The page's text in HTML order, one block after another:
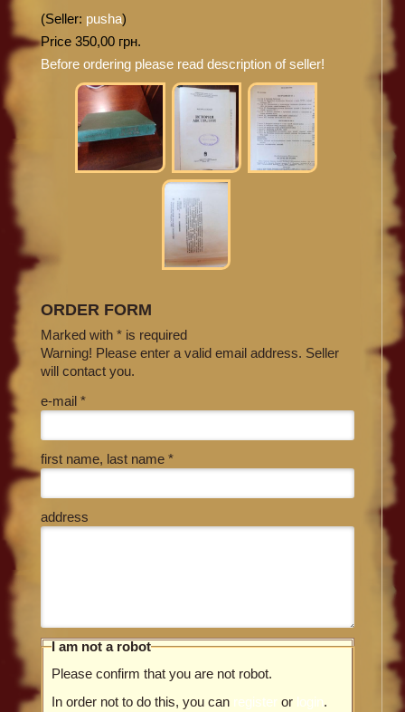
(Seller: pusha)
Price 350,00 грн.
Before ordering please read description of seller!
ORDER FORM
Marked with * is required
Warning! Please enter a valid email address. Seller
will contact you.
e-mail *
first name, last name *
address
I am not a robot
Please confirm that you are not robot.
In order not to do this, you can register or login.